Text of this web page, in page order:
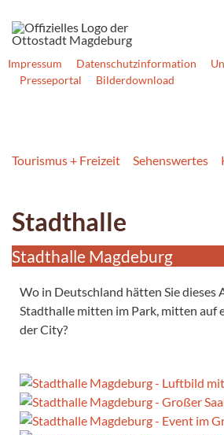
Impressum Datenschutzinformation
Presseportal
Bilderdownload
Tourismus + Freizeit Sehenswertes
Stadthalle
Stadthalle Magdeburg
Wo in Deutschland hätten Sie dieses
Stadthalle mitten im Park, mitten auf
der City?